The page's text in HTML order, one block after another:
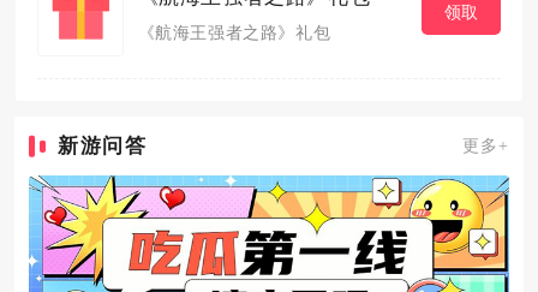
《航海王强者之路》礼包
领取
新游问答 更多+